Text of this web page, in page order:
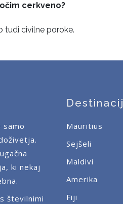
cerkveno?
tudi civilne poroke.
ki nekaj
številnimi
Mauritius
Sejšeli
Maldivi
Amerika
Fiji